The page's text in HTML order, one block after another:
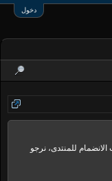
دخول
للمنتدى، نرجو